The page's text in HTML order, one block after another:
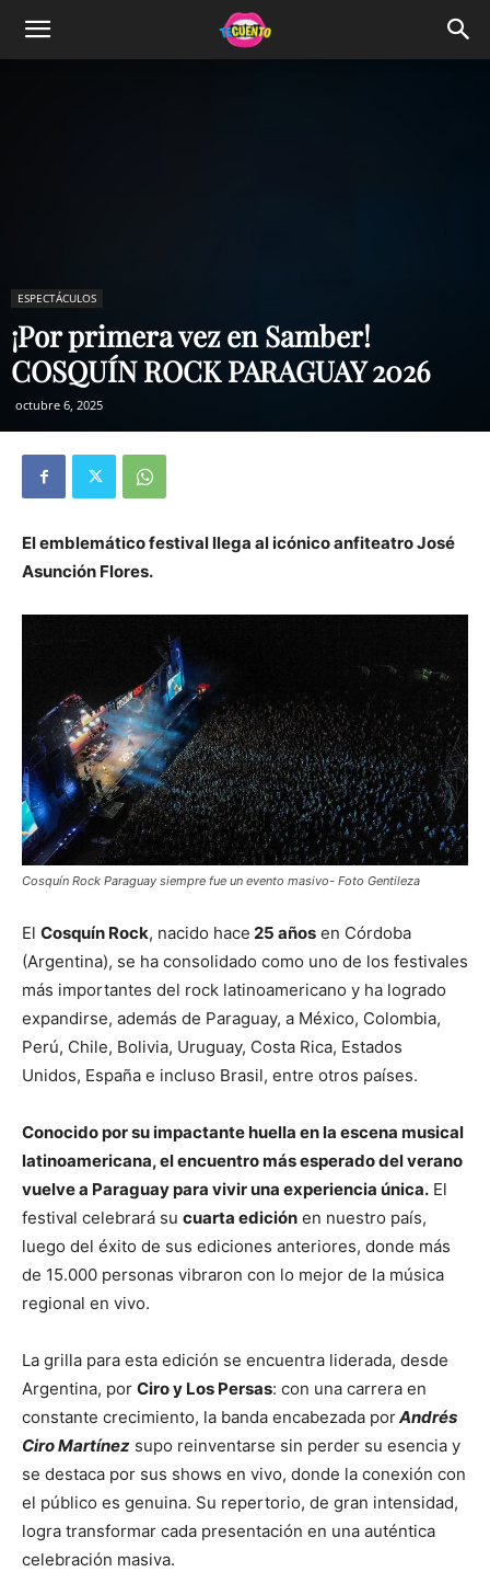
ESPECTÁCULOS
¡Por primera vez en Samber!
COSQUÍN ROCK PARAGUAY 2026
octubre 6, 2025
El emblemático festival llega al icónico anfiteatro José
Asunción Flores.
Cosquín Rock Paraguay siempre fue un evento masivo- Foto Gentileza
El Cosquín Rock, nacido hace 25 años en Córdoba
(Argentina), se ha consolidado como uno de los festivales
más importantes del rock latinoamericano y ha logrado
expandirse, además de Paraguay, a México, Colombia,
Perú, Chile, Bolivia, Uruguay, Costa Rica, Estados
Unidos, España e incluso Brasil, entre otros países.
Conocido por su impactante huella en la escena musical
latinoamericana, el encuentro más esperado del verano
vuelve a Paraguay para vivir una experiencia única. El
festival celebrará su cuarta edición en nuestro país,
luego del éxito de sus ediciones anteriores, donde más
de 15.000 personas vibraron con lo mejor de la música
regional en vivo.
La grilla para esta edición se encuentra liderada, desde
Argentina, por Ciro y Los Persas: con una carrera en
constante crecimiento, la banda encabezada porAndrés
Ciro Martínez supo reinventarse sin perder su esencia y
se destaca por sus shows en vivo, donde la conexión con
el público es genuina. Su repertorio, de gran intensidad,
logra transformar cada presentación en una auténtica
celebración masiva.